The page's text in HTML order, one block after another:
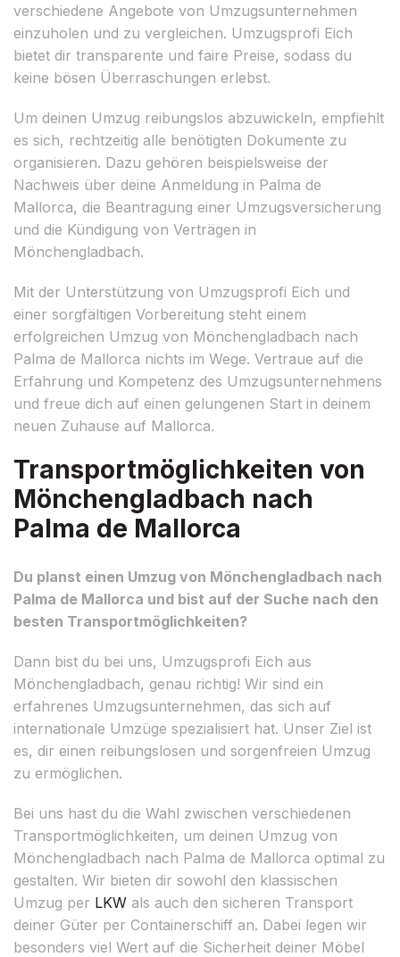
verschiedene Angebote von Umzugsunternehmen
einzuholen und zu vergleichen. Umzugsprofi Eich
bietet dir transparente und faire Preise, sodass du
keine bösen Überraschungen erlebst.
Um deinen Umzug reibungslos abzuwickeln, empfiehlt
es sich, rechtzeitig alle benötigten Dokumente zu
organisieren. Dazu gehören beispielsweise der
Nachweis über deine Anmeldung in Palma de
Mallorca, die Beantragung einer Umzugsversicherung
und die Kündigung von Verträgen in
Mönchengladbach.
Mit der Unterstützung von Umzugsprofi Eich und
einer sorgfältigen Vorbereitung steht einem
erfolgreichen Umzug von Mönchengladbach nach
Palma de Mallorca nichts im Wege. Vertraue auf die
Erfahrung und Kompetenz des Umzugsunternehmens
und freue dich auf einen gelungenen Start in deinem
neuen Zuhause auf Mallorca.
Transportmöglichkeiten von
Mönchengladbach nach
Palma de Mallorca
Du planst einen Umzug von Mönchengladbach nach
Palma de Mallorca und bist auf der Suche nach den
besten Transportmöglichkeiten?
Dann bist du bei uns, Umzugsprofi Eich aus
Mönchengladbach, genau richtig! Wir sind ein
erfahrenes Umzugsunternehmen, das sich auf
internationale Umzüge spezialisiert hat. Unser Ziel ist
es, dir einen reibungslosen und sorgenfreien Umzug
zu ermöglichen.
Bei uns hast du die Wahl zwischen verschiedenen
Transportmöglichkeiten, um deinen Umzug von
Mönchengladbach nach Palma de Mallorca optimal zu
gestalten. Wir bieten dir sowohl den klassischen
Umzug per LKW als auch den sicheren Transport
deiner Güter per Containerschiff an. Dabei legen wir
besonders viel Wert auf die Sicherheit deiner Möbel